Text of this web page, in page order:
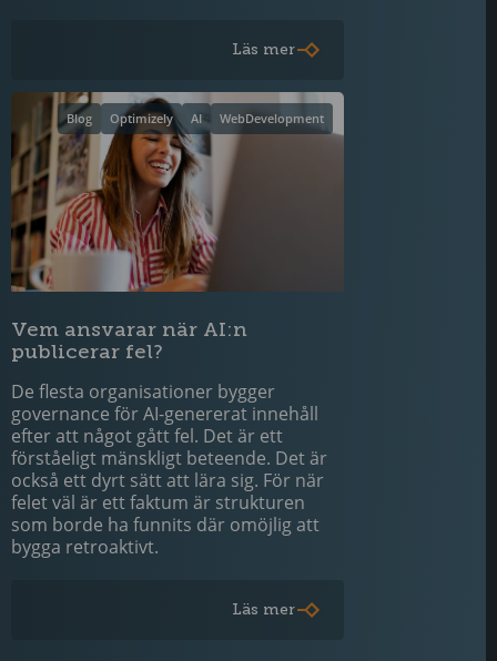
Läs mer
WebDevelopment
AI
Optimizely
Blog
Vem ansvarar när AI:n
publicerar fel?
De flesta organisationer bygger
governance för AI-genererat innehåll
efter att något gått fel. Det är ett
förståeligt mänskligt beteende. Det är
också ett dyrt sätt att lära sig. För när
felet väl är ett faktum är strukturen
som borde ha funnits där omöjlig att
bygga retroaktivt.
Läs mer